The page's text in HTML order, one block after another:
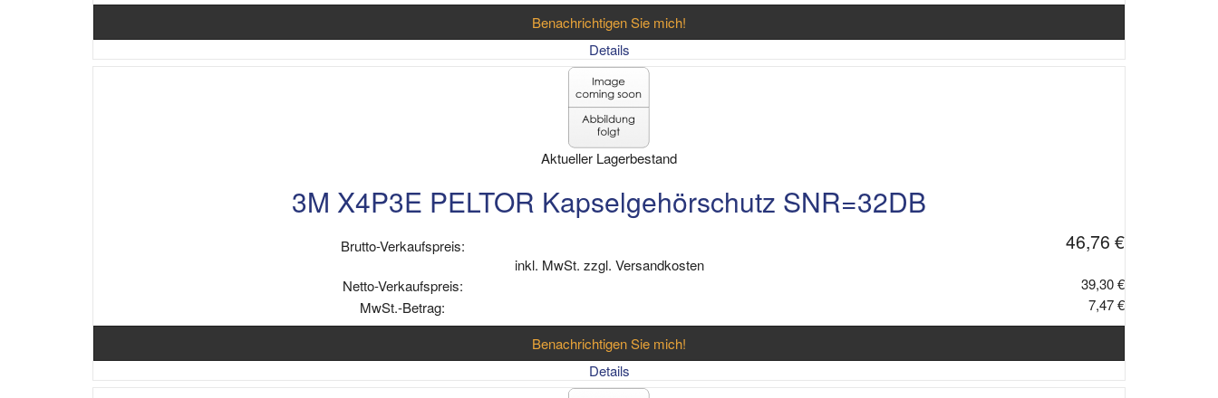
Benachrichtigen Sie mich!
Details
Aktueller Lagerbestand
3M X4P3E PELTOR Kapselgehörschutz SNR=32DB
Brutto-Verkaufspreis: 46,76 €
inkl. MwSt. zzgl. Versandkosten
Netto-Verkaufspreis:
39,30 €
MwSt.-Betrag:
7,47 €
Benachrichtigen Sie mich!
Details